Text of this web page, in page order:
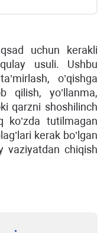
uchun kerakli
usuli. Ushbu
o’qishga
qilish, yo’llanma,
qarzni shoshilinch
ko’zda tutilmagan
kerak bo’lgan
vaziyatdan chiqish